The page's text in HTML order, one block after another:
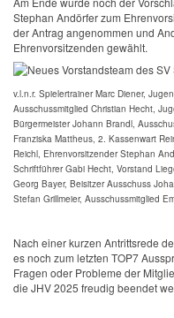
Stephan Andörfer zum
der Antrag angenommen und
Ehrenvorsitzenden gewählt.
v.l.n.r. Spielertrainer Marc Diener,
Ausschussmitglied Christian Hecht,
Bürgermeister Johann Brandl,
Franziska Mattheus, 2. Kassenwart
Reichl, Ehrenvorsitzender Stephan
Schriftführer Gabi Hecht, Vorstand
Georg Bayer, Beisitzer Ausschuss
Stefan Grillmeier, Ausschussmitglied
Nach einer kurzen Antrittsrede
es noch zum letzten TOP7
Fragen oder Probleme der
die JHV 2025 freudig beendet